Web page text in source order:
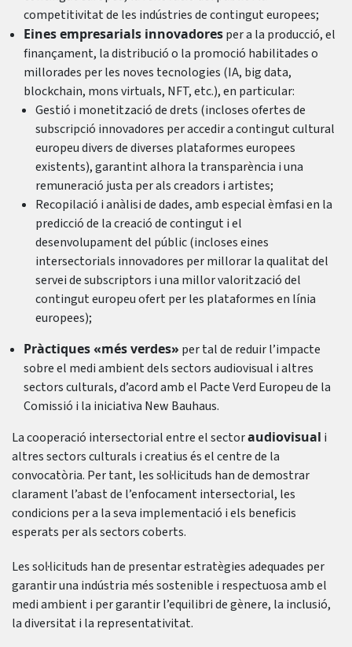
competitivitat de les indústries de contingut europees;
Eines empresarials innovadoresper a la producció, el
finançament, la distribució o la promoció habilitades o
millorades per les noves tecnologies (IA, big data,
blockchain, mons virtuals, NFT, etc.), en particular:
Gestió i monetització de drets (incloses ofertes de
subscripció innovadores per accedir a contingut cultural
europeu divers de diverses plataformes europees
existents), garantint alhora la transparència i una
remuneració justa per als creadors i artistes;
Recopilació i anàlisi de dades, amb especial èmfasi en la
predicció de la creació de contingut i el
desenvolupament del públic (incloses eines
intersectorials innovadores per millorar la qualitat del
servei de subscriptors i una millor valorització del
contingut europeu ofert per les plataformes en línia
europees);
Pràctiques «més verdes» per tal de reduir l’impacte
sobre el medi ambient dels sectors audiovisual i altres
sectors culturals, d’acord amb el Pacte Verd Europeu de la
Comissió i la iniciativa New Bauhaus.
La cooperació intersectorial entre el sectoraudiovisual i
altres sectors culturals i creatius és el centre de la
convocatòria. Per tant, les sol·licituds han de demostrar
clarament l’abast de l’enfocament intersectorial, les
condicions per a la seva implementació i els beneficis
esperats per als sectors coberts.
Les sol·licituds han de presentar estratègies adequades per
garantir una indústria més sostenible i respectuosa amb el
medi ambient i per garantir l’equilibri de gènere, la inclusió,
la diversitat i la representativitat.